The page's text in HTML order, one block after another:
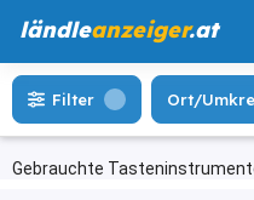
ländleanzeiger.at
Gebrauchte
Filter Ort/